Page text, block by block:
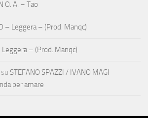
O. A. – Tao
– Leggera – (Prod. Manqc)
Leggera – (Prod. Manqc)
su STEFANO SPAZZI / IVANO MAGI
per amare